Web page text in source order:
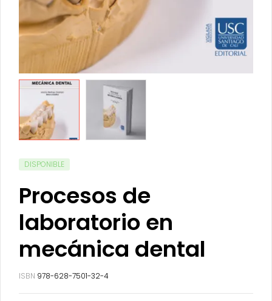
DISPONIBLE
Procesos de
laboratorio en
mecánica dental
ISBN 978-628-7501-32-4